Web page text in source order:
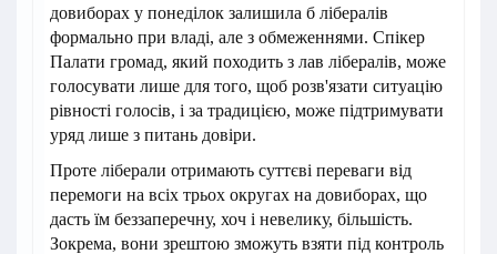
довиборах у понеділок залишила б лібералів
формально при владі, але з обмеженнями. Спікер
Палати громад, який походить з лав лібералів, може
голосувати лише для того, щоб розв'язати ситуацію
рівності голосів, і за традицією, може підтримувати
уряд лише з питань довіри.
Проте ліберали отримають суттєві переваги від
перемоги на всіх трьох округах на довиборах, що
дасть їм беззаперечну, хоч і невелику, більшість.
Зокрема, вони зрештою зможуть взяти під контроль